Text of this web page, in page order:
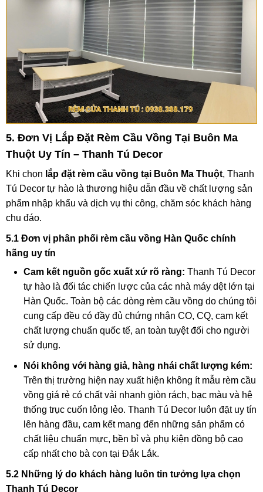
5. Đơn Vị Lắp Đặt Rèm Cầu Vồng Tại Buôn Ma
Thuột Uy Tín – Thanh Tú Decor
Khi chọn lắp đặt rèm cầu vồng tại Buôn Ma Thuột, Thanh
Tú Decor tự hào là thương hiệu dẫn đầu về chất lượng sản
phẩm nhập khẩu và dịch vụ thi công, chăm sóc khách hàng
chu đáo.
5.1 Đơn vị phân phối rèm cầu vồng Hàn Quốc chính
hãng uy tín
Cam kết nguồn gốc xuất xứ rõ ràng: Thanh Tú Decor
tự hào là đối tác chiến lược của các nhà máy dệt lớn tại
Hàn Quốc. Toàn bộ các dòng rèm cầu vồng do chúng tôi
cung cấp đều có đầy đủ chứng nhận CO, CQ, cam kết
chất lượng chuẩn quốc tế, an toàn tuyệt đối cho người
sử dụng.
Nói không với hàng giả, hàng nhái chất lượng kém:
Trên thị trường hiện nay xuất hiện không ít mẫu rèm cầu
vồng giá rẻ có chất vải nhanh giòn rách, bạc màu và hệ
thống trục cuốn lỏng lẻo. Thanh Tú Decor luôn đặt uy tín
lên hàng đầu, cam kết mang đến những sản phẩm có
chất liệu chuẩn mực, bền bỉ và phụ kiện đồng bộ cao
cấp nhất cho bà con tại Đắk Lắk.
5.2 Những lý do khách hàng luôn tin tưởng lựa chọn
Thanh Tú Decor